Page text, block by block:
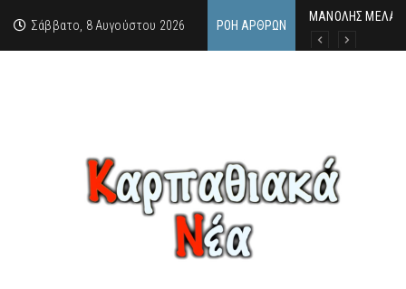
Σάββατο, 8 Αυγούστου 2026 ΡΟΉ ΆΡΘΡΩΝ
MΑΝΟΛΗΣ ΜΕΛΑΣ:
ΕΚΔΗΛΩΣΗ ΤΙΜΗΣ
Κάθε καλοκαίρι